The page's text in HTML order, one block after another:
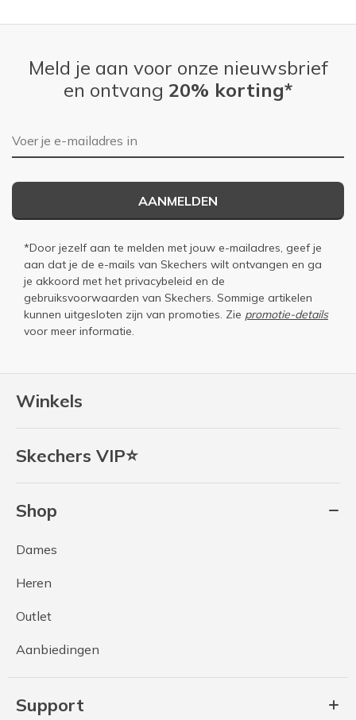
Winkels
Skechers VIP⭐
Shop
Dames
Heren
Outlet
Aanbiedingen
Support
Meld je aan voor onze nieuwsbrief
en ontvang 20% korting*
E-mailadres
AANMELDEN
*Door jezelf aan te melden met jouw e-mailadres, geef je
aan dat je de e-mails van Skechers wilt ontvangen en ga
je akkoord met het privacybeleid en de
gebruiksvoorwaarden van Skechers. Sommige artikelen
kunnen uitgesloten zijn van promoties. Zie promotie-details
voor meer informatie.